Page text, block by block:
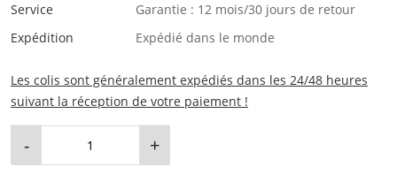
Service
Garantie : 12 mois/30 jours de retour
Expédition
Expédié dans le monde
Les colis sont généralement expédiés dans les 24/48 heures
suivant la réception de votre paiement !
- +